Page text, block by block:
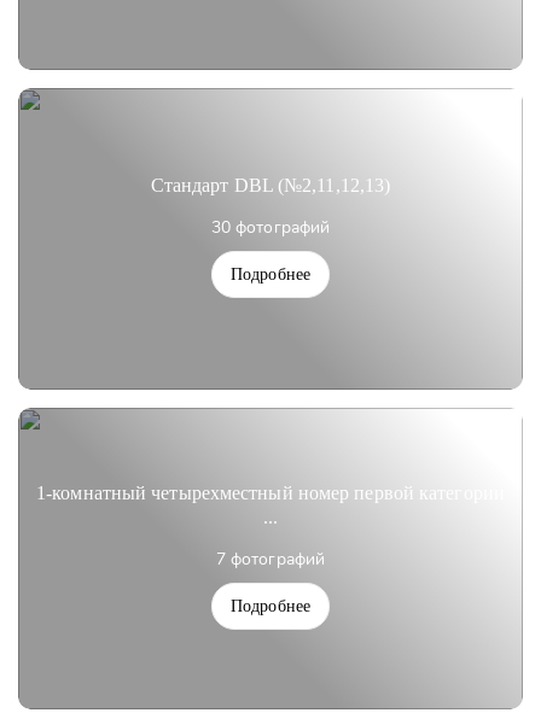
Стандарт DBL (№2,11,12,13)
30 фотографий
Подробнее
1-комнатный четырехместный номер первой категории
...
7 фотографий
Подробнее